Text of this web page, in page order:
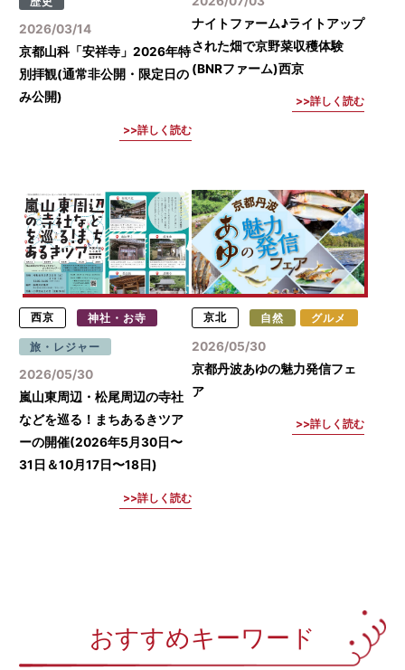
2026/03/14
京都山科「安祥寺」2026年特
別拝観(通常非公開・限定日の
み公開)
詳しく読む
ナイトファーム♪ライトアップ
された畑で京野菜収穫体験
(BNRファーム)西京
詳しく読む
西京 神社・お寺
旅・レジャー
2026/05/30
嵐山東周辺・松尾周辺の寺社
などを巡る！まちあるきツア
ーの開催(2026年5月30日〜
31日＆10月17日〜18日)
詳しく読む
京北 自然 グルメ
2026/05/30
京都丹波あゆの魅力発信フェ
ア
詳しく読む
おすすめキーワード